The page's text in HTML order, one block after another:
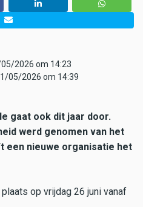
2026 om 14:23
05/2026 om 14:39
gaat ook dit jaar door.
werd genomen van het
een nieuwe organisatie het
op vrijdag 26 juni vanaf